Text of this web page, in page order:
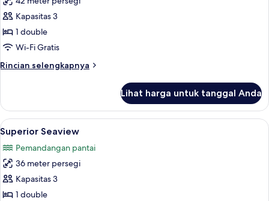
untuk
Junior
Room
Kapasitas 3
1 double
Wi-Fi Gratis
Rincian selengkapnya
Rincian
Junior
Room
Lihat harga untuk tanggal Anda
Lihat
semua
foto
untuk
Superior
Seaview
Superior Seaview | Minibar,
9
Superior Seaview
Pemandangan pantai
36 meter persegi
Kapasitas 3
1 double